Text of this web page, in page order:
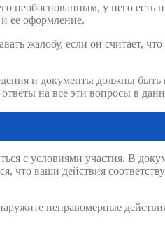
необоснованным, у него
ее оформление.
жалобу, если он считает,
и документы должны быть
на все эти вопросы в
с условиями участия. В
что ваши действия
неправомерные